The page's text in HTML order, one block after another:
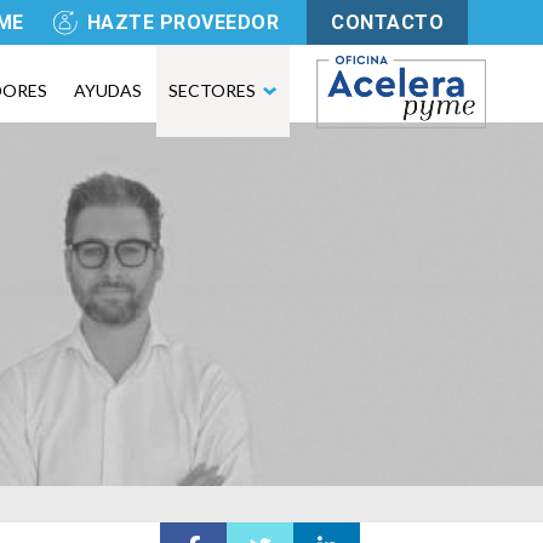
HAZTE PROVEEDOR CONTACTO
AYUDAS SECTORES